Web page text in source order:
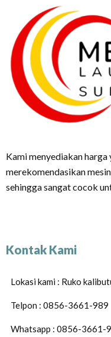
Kami menyediakan
merekomendasikan
sehingga sangat cocok
Kontak Kami
Lokasi kami : Ruko
Telpon : 0856-3661-989
Whatsapp : 0856-3661-